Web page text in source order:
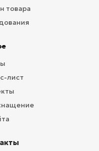
товара
лист